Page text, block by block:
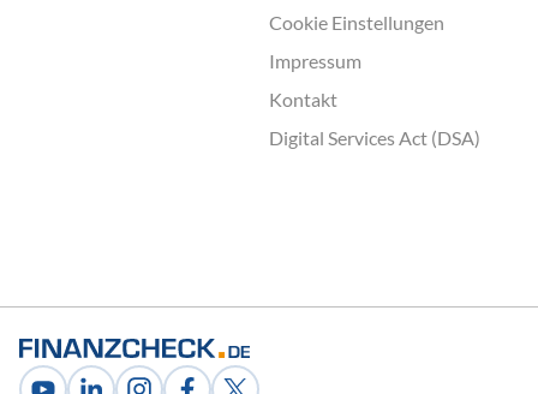
Cookie Einstellungen
Impressum
Kontakt
Digital Services Act (DSA)